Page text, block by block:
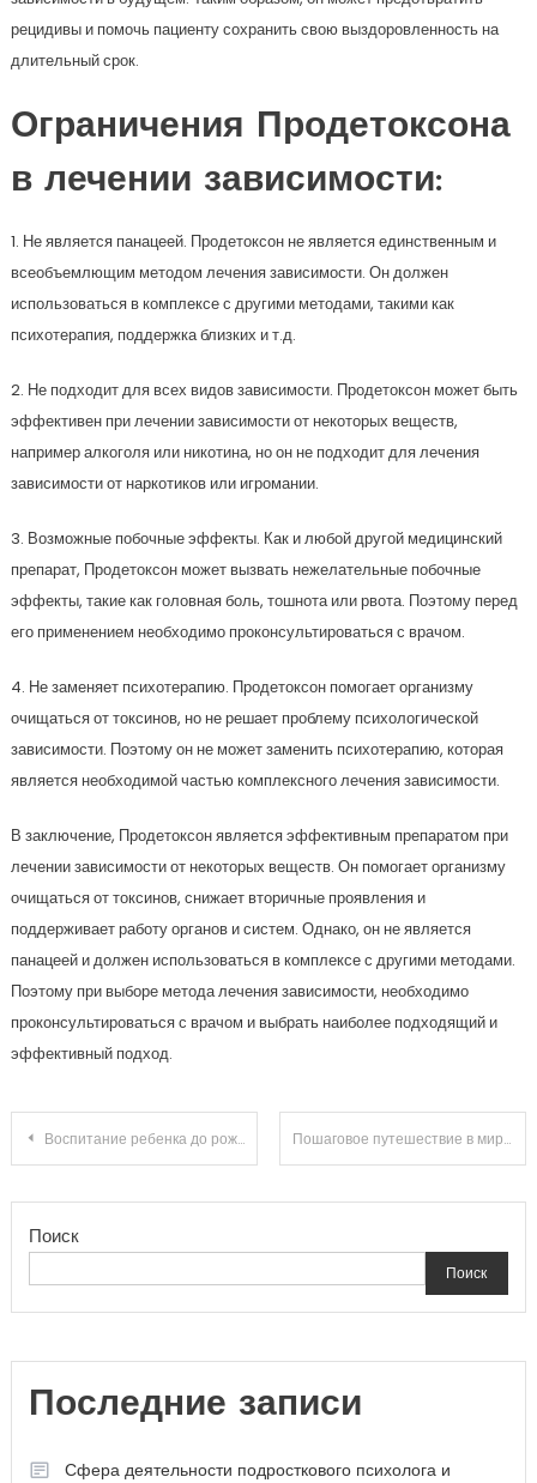
рецидивы и помочь пациенту сохранить свою выздоровленность на
длительный срок.
Ограничения Продетоксона
в лечении зависимости:
1. Не является панацеей. Продетоксон не является единственным и
всеобъемлющим методом лечения зависимости. Он должен
использоваться в комплексе с другими методами, такими как
психотерапия, поддержка близких и т.д.
2. Не подходит для всех видов зависимости. Продетоксон может быть
эффективен при лечении зависимости от некоторых веществ,
например алкоголя или никотина, но он не подходит для лечения
зависимости от наркотиков или игромании.
3. Возможные побочные эффекты. Как и любой другой медицинский
препарат, Продетоксон может вызвать нежелательные побочные
эффекты, такие как головная боль, тошнота или рвота. Поэтому перед
его применением необходимо проконсультироваться с врачом.
4. Не заменяет психотерапию. Продетоксон помогает организму
очищаться от токсинов, но не решает проблему психологической
зависимости. Поэтому он не может заменить психотерапию, которая
является необходимой частью комплексного лечения зависимости.
В заключение, Продетоксон является эффективным препаратом при
лечении зависимости от некоторых веществ. Он помогает организму
очищаться от токсинов, снижает вторичные проявления и
поддерживает работу органов и систем. Однако, он не является
панацеей и должен использоваться в комплексе с другими методами.
Поэтому при выборе метода лечения зависимости, необходимо
проконсультироваться с врачом и выбрать наиболее подходящий и
эффективный подход.
Навигация
записям
Воспитание ребенка до рождения Пошаговое путешествие в мир анонимного нарколога
Поиск
Поиск
Последние записи
Сфера деятельности подросткового психолога и